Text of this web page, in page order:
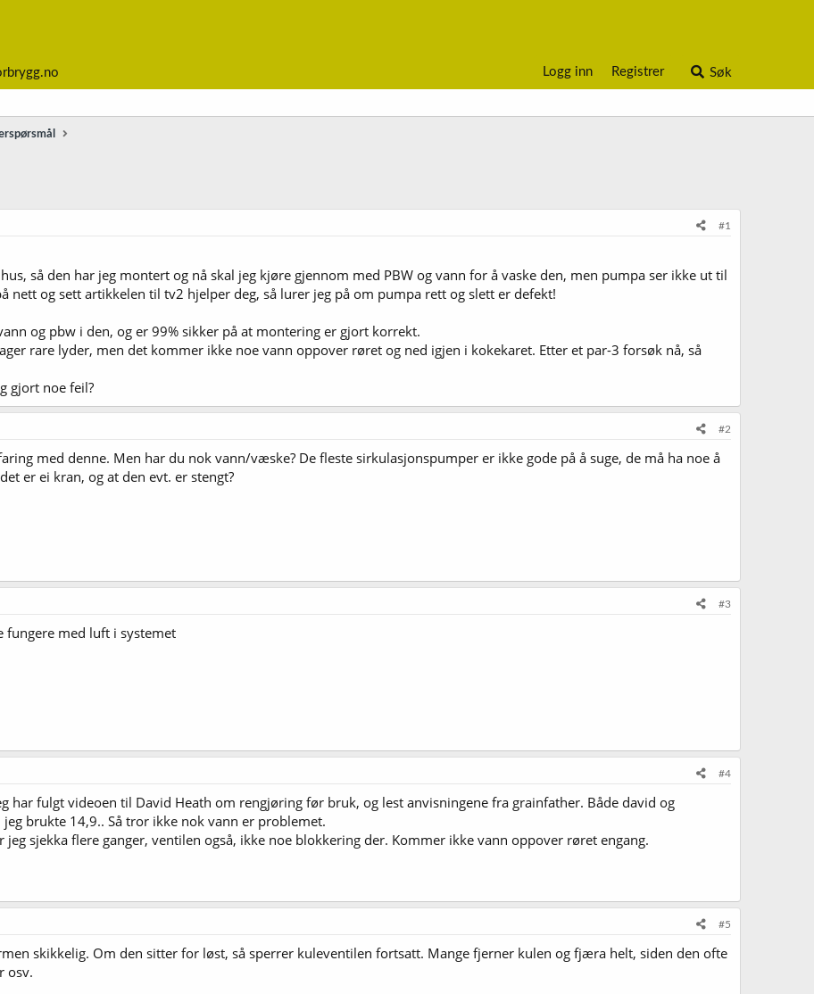
Logg inn Registrer Søk
#1
så den har jeg montert og nå skal jeg kjøre gjennom med PBW og vann for å vaske den, men pumpa ser ikke ut til
nett og sett artikkelen til tv2 hjelper deg, så lurer jeg på om pumpa rett og slett er defekt!
og pbw i den, og er 99% sikker på at montering er gjort korrekt.
rare lyder, men det kommer ikke noe vann oppover røret og ned igjen i kokekaret. Etter et par-3 forsøk nå, så
gjort noe feil?
#2
med denne. Men har du nok vann/væske? De fleste sirkulasjonspumper er ikke gode på å suge, de må ha noe å
er ei kran, og at den evt. er stengt?
#3
fungere med luft i systemet
#4
har fulgt videoen til David Heath om rengjøring før bruk, og lest anvisningene fra grainfather. Både david og
brukte 14,9.. Så tror ikke nok vann er problemet.
jeg sjekka flere ganger, ventilen også, ikke noe blokkering der. Kommer ikke vann oppover røret engang.
#5
skikkelig. Om den sitter for løst, så sperrer kuleventilen fortsatt. Mange fjerner kulen og fjæra helt, siden den ofte
osv.